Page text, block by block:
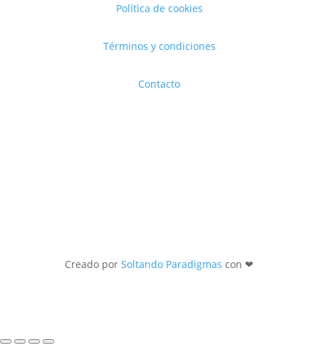
Política de cookies
Términos y condiciones
Contacto
Creado porSoltando Paradigmas con ❤︎